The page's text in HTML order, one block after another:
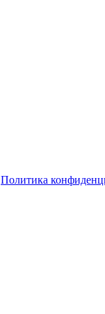
Политика